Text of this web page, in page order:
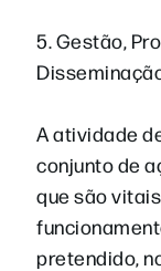
5. Gestão,
A atividade
conjunto de
que são
pretendido,